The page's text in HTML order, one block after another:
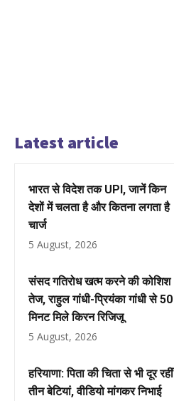
Latest article
भारत से विदेश तक UPI, जानें किन
देशों में चलता है और कितना लगता है
चार्ज
5 August, 2026
संसद गतिरोध खत्म करने की कोशिश
तेज, राहुल गांधी-प्रियंका गांधी से 50
मिनट मिले किरन रिजिजू
5 August, 2026
हरियाणा: पिता की चिता से भी दूर रहीं
तीन बेटियां, वीडियो मांगकर निभाई